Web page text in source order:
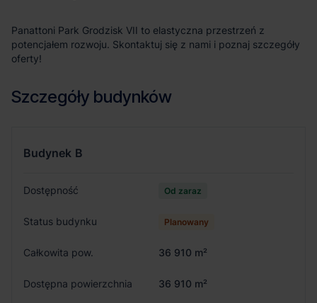
Panattoni Park Grodzisk VII to elastyczna przestrzeń z
potencjałem rozwoju. Skontaktuj się z nami i poznaj szczegóły
oferty!
Szczegóły budynków
Budynek B
Dostępność Od zaraz
Status budynku Planowany
Całkowita pow. 36 910 m²
Dostępna powierzchnia 36 910 m²